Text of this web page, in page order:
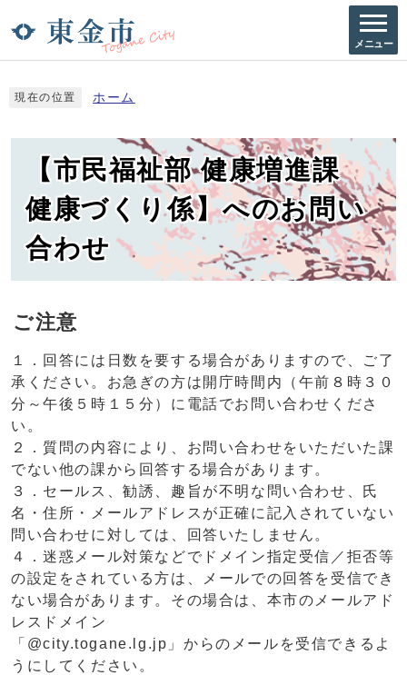
メニュー
現在の位置 ホーム
【市民福祉部 健康増進課
健康づくり係】へのお問い
合わせ
ご注意
１．回答には日数を要する場合がありますので、ご了
承ください。お急ぎの方は開庁時間内（午前８時３０
分～午後５時１５分）に電話でお問い合わせくださ
い。
２．質問の内容により、お問い合わせをいただいた課
でない他の課から回答する場合があります。
３．セールス、勧誘、趣旨が不明な問い合わせ、氏
名・住所・メールアドレスが正確に記入されていない
問い合わせに対しては、回答いたしません。
４．迷惑メール対策などでドメイン指定受信／拒否等
の設定をされている方は、メールでの回答を受信でき
ない場合があります。その場合は、本市のメールアド
レスドメイン
「@city.togane.lg.jp」からのメールを受信できるよ
うにしてください。